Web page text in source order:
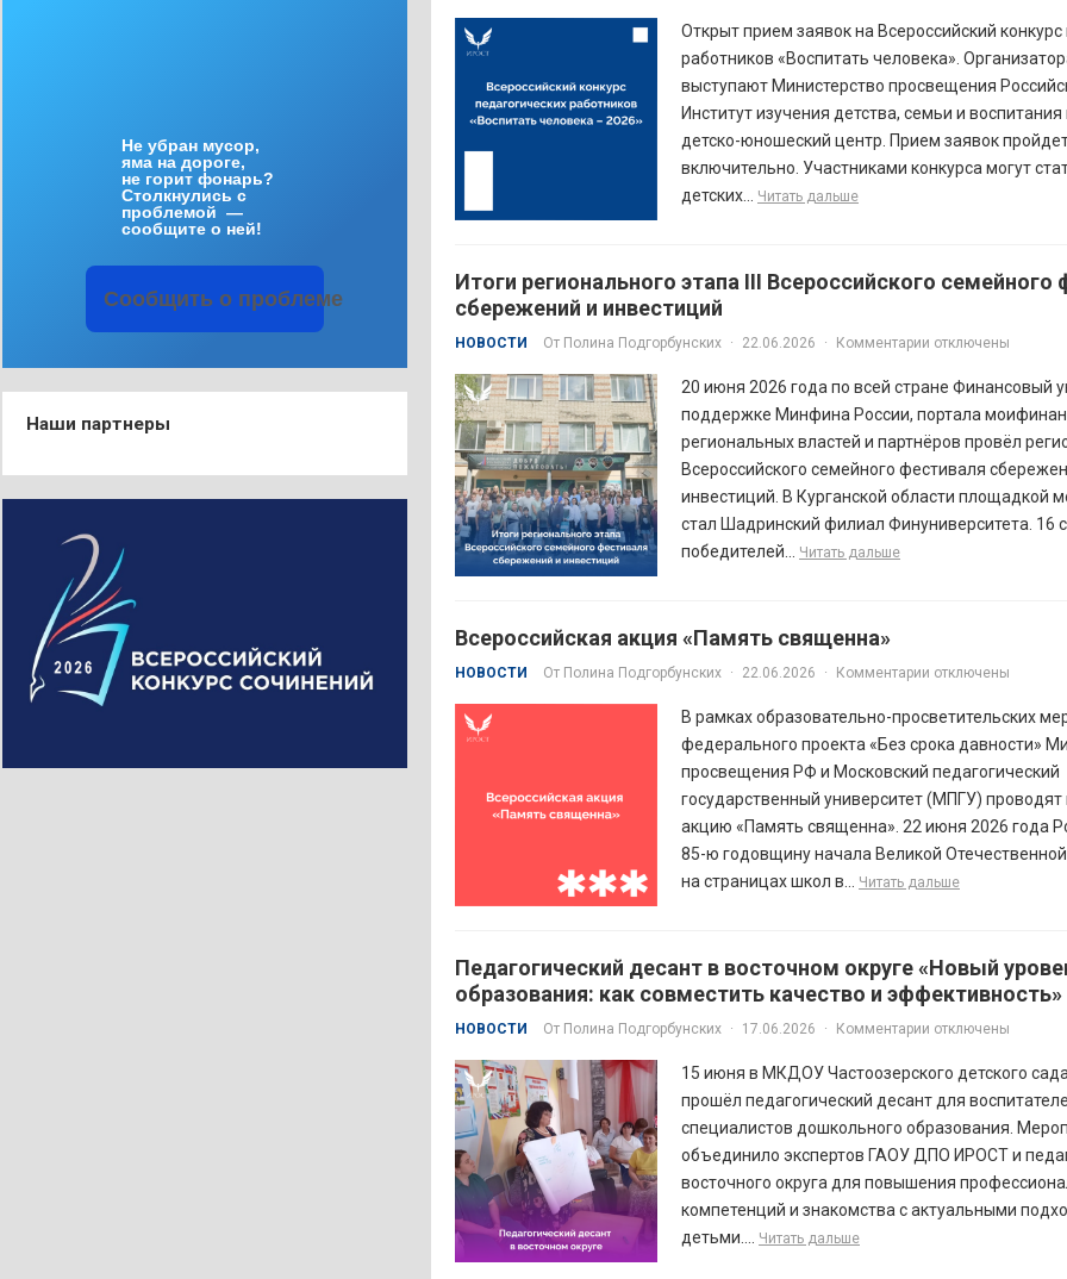
Не убран мусор,
яма на дороге,
не горит фонарь?
Столкнулись с
проблемой —
сообщите о ней!
Сообщить о проблеме
Наши партнеры
Открыт прием заявок на Всероссийский конкурс
работников «Воспитать человека».
выступают Министерство просвещения
Институт изучения детства, семьи и воспитания
детско-юношеский центр. Прием заявок
включительно. Участниками конкурса могут
детских...
Читать дальше
Итоги регионального этапа III Всероссийского семейного
сбережений и инвестиций
НОВОСТИ От Полина Подгорбунских · 22.06.2026 · Комментарии отключены
20 июня 2026 года по всей стране Финансовый
поддержке Минфина России, портала
региональных властей и партнёров провёл
Всероссийского семейного фестиваля
инвестиций. В Курганской области площадкой
стал Шадринский филиал Финуниверситета. 16
победителей...
Читать дальше
Всероссийская акция «Память священна»
НОВОСТИ От Полина Подгорбунских · 22.06.2026 · Комментарии отключены
В рамках образовательно-просветительских
федерального проекта «Без срока давности»
просвещения РФ и Московский педагогический
государственный университет (МПГУ) проводят
акцию «Память священна». 22 июня 2026 года
85-ю годовщину начала Великой
на страницах школ в...
Читать дальше
Педагогический десант в восточном округе «Новый
образования: как совместить качество и эффективность»
НОВОСТИ От Полина Подгорбунских · 17.06.2026 · Комментарии отключены
15 июня в МКДОУ Частоозерского детского
прошёл педагогический десант для
специалистов дошкольного образования.
объединило экспертов ГАОУ ДПО ИРОСТ и
восточного округа для повышения
компетенций и знакомства с актуальными
детьми....
Читать дальше